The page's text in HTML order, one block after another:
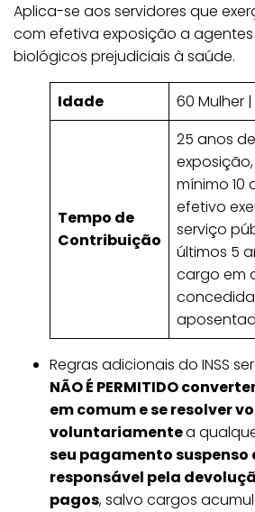
Aplica-se aos servidores que
com efetiva exposição a
biológicos prejudiciais à saúde.
Idade 60 Mulher
Tempo de
Contribuição
25 anos
mínimo 10
efetivo
serviço
últimos 5
cargo em
Regras adicionais do INSS
NÃO É PERMITIDO
em comum e se resolver
voluntariamentea
seu pagamento suspenso
responsável pela
pagos, salvo cargos